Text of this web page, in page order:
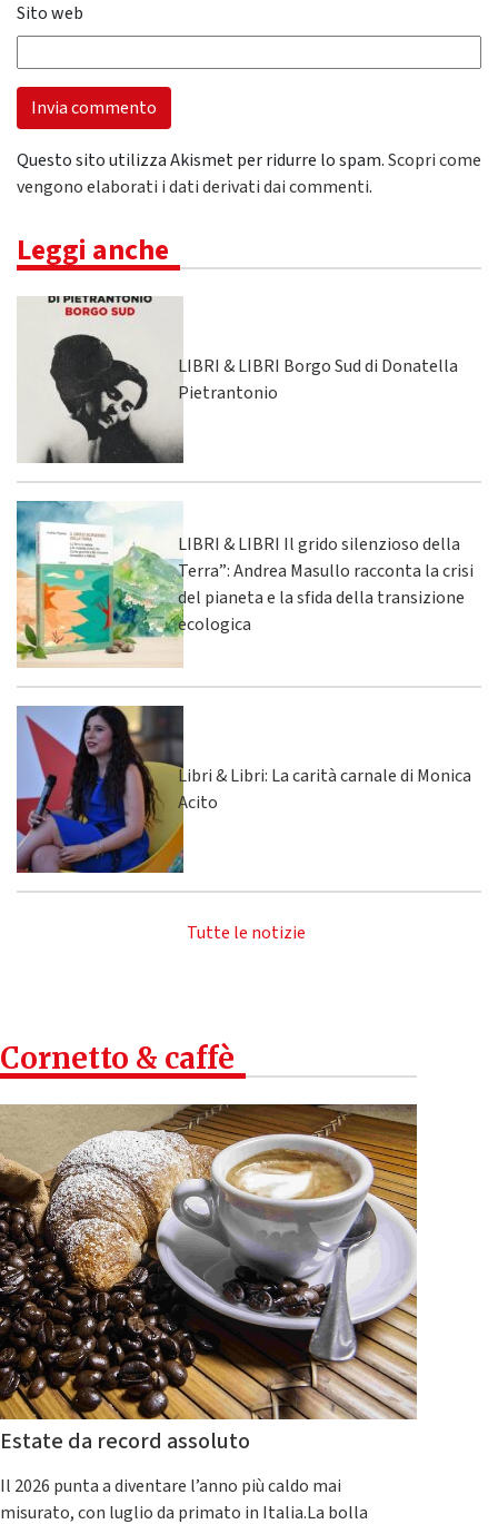
Sito web
Questo sito utilizza Akismet per ridurre lo spam.Scopri come
vengono elaborati i dati derivati dai commenti.
Leggi anche
LIBRI & LIBRI Borgo Sud di Donatella
Pietrantonio
LIBRI & LIBRI Il grido silenzioso della
Terra”: Andrea Masullo racconta la crisi
del pianeta e la sfida della transizione
ecologica
Libri & Libri: La carità carnale di Monica
Acito
Tutte le notizie
Cornetto & caffè
Estate da record assoluto
Il 2026 punta a diventare l’anno più caldo mai
misurato, con luglio da primato in Italia.La bolla